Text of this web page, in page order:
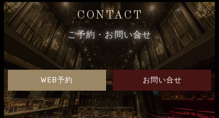
CONTACT
ご予約・お問い合せ
WEB予約 お問い合せ